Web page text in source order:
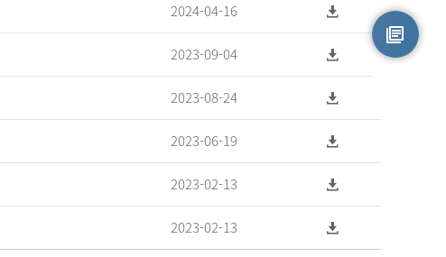
2024-04-16
2023-09-04
2023-08-24
2023-06-19
2023-02-13
2023-02-13